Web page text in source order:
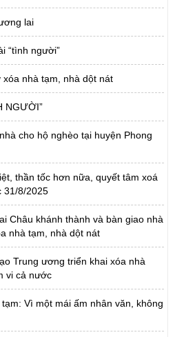
lai
“tình người”
nhà tạm, nhà dột nát
NGƯỜI”
cho hộ nghèo tại huyện Phong
thần tốc hơn nữa, quyết tâm xoá
31/8/2025
Châu khánh thành và bàn giao nhà
nhà tạm, nhà dột nát
Trung ương triển khai xóa nhà
vi cả nước
Vì một mái ấm nhân văn, không